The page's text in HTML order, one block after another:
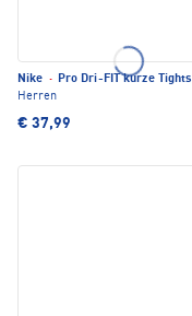
Nike · Pro Dri-FIT kurze Tights
Herren
€ 37,99